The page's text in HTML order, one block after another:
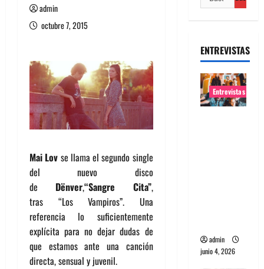
admin
octubre 7, 2015
Mai Lov se llama el segundo single
del nuevo disco
de Dënver,“Sangre Cita”,
tras “Los Vampiros”. Una
referencia lo suficientemente
explícita para no dejar dudas de
que estamos ante una canción
directa, sensual y juvenil.
ENTREVISTAS
Entrevistas
admin
junio 4, 2026